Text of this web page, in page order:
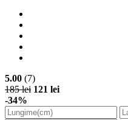
5.00 (7)
185 lei 121 lei
-34%